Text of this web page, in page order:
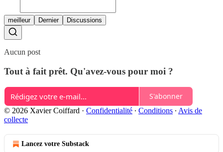
meilleur Dernier Discussions
Aucun post
Tout à fait prêt. Qu'avez-vous pour moi ?
S'abonner
© 2026 Xavier Coiffard · Confidentialité ∙ Conditions ∙ Avis de
collecte
Lancez votre Substack